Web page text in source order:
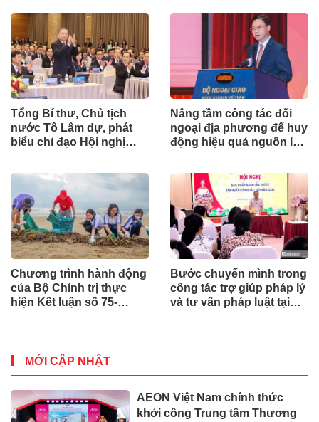
Tổng Bí thư, Chủ tịch
nước Tô Lâm dự, phát
biểu chỉ đạo Hội nghị
Nâng tầm công tác đối
ngoại địa phương để huy
động hiệu quả nguồn lực
Chương trình hành động
của Bộ Chính trị thực
hiện Kết luận số 75-
Bước chuyển mình trong
công tác trợ giúp pháp lý
và tư vấn pháp luật tại
MỚI CẬP NHẬT
AEON Việt Nam chính thức
khởi công Trung tâm Thương